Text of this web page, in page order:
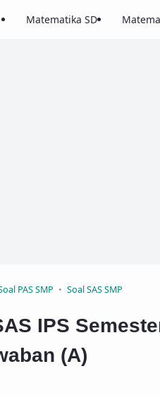
Matematika SD
PAS SMP Soal SAS SMP
IPS
(A)